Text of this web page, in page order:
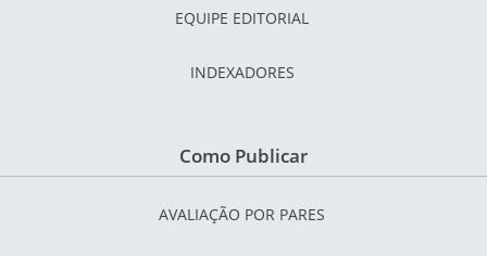
EQUIPE EDITORIAL
INDEXADORES
Como Publicar
AVALIAÇÃO POR PARES